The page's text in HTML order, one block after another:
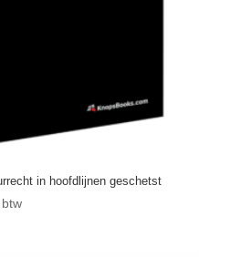
in hoofdlijnen geschetst